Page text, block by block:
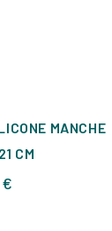
MANCHE
CM
€Prix